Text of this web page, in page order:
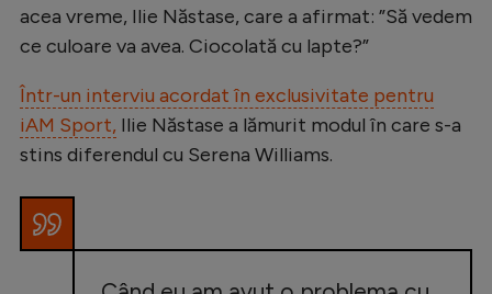
acea vreme, Ilie Năstase, care a afirmat: ”Să vedem
ce culoare va avea. Ciocolată cu lapte?”
Într-un interviu acordat în exclusivitate pentru
iAM Sport, Ilie Năstase a lămurit modul în care s-a
stins diferendul cu Serena Williams.